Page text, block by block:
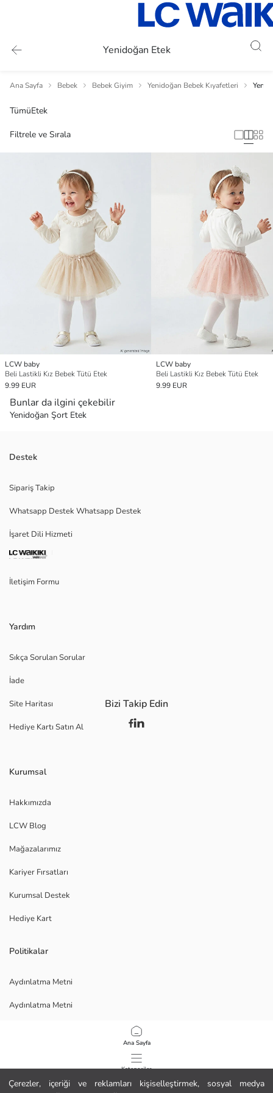
Çerezler, içeriği ve reklamları kişiselleştirmek, sosyal medya
Yenidoğan Etek
Ana Sayfa
Kategoriler
Ana Sayfa Bebek Bebek Giyim Yenidoğan Bebek Kıyafetleri
TümüEtek
Filtrele ve Sırala
LCW baby
Beli Lastikli Kız Bebek Tütü Etek
9.99 EUR
LCW baby
Beli Lastikli Kız Bebek Tütü Etek
9.99 EUR
Bunlar da ilgini çekebilir
Yenidoğan Şort Etek
Destek
Sipariş Takip
Whatsapp Destek Whatsapp Destek
İşaret Dili Hizmeti
İletişim Formu
Yardım
Sıkça Sorulan Sorular
İade
Site Haritası
Hediye Kartı Satın Al
Kurumsal
Hakkımızda
LCW Blog
Mağazalarımız
Kariyer Fırsatları
Kurumsal Destek
Hediye Kart
Politikalar
Aydınlatma Metni
Aydınlatma Metni
Bizi Takip Edin